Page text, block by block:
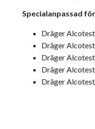
Specialanpassad
Dräger
Dräger
Dräger
Dräger
Dräger